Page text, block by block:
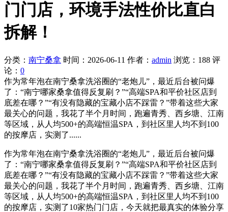
门门店，环境手法性价比直白
拆解！
分类： 南宁桑拿 时间：2026-06-11 作者： admin 浏览：188 评
论： 0
作为常年泡在南宁桑拿洗浴圈的“老炮儿”，最近后台被问爆
了：“南宁哪家桑拿值得反复刷？”“高端SPA和平价社区店到
底差在哪？”“有没有隐藏的宝藏小店不踩雷？”带着这些大家
最关心的问题，我花了半个月时间，跑遍青秀、西乡塘、江南
等区域，从人均500+的高端恒温SPA，到社区里人均不到100
的按摩店，实测了......
作为常年泡在南宁桑拿洗浴圈的“老炮儿”，最近后台被问爆
了：“南宁哪家桑拿值得反复刷？”“高端SPA和平价社区店到
底差在哪？”“有没有隐藏的宝藏小店不踩雷？”带着这些大家
最关心的问题，我花了半个月时间，跑遍青秀、西乡塘、江南
等区域，从人均500+的高端恒温SPA，到社区里人均不到100
的按摩店，实测了10家热门门店，今天就把最真实的体验分享